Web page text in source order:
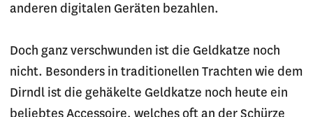
anderen digitalen Geräten bezahlen.
Doch ganz verschwunden ist die Geldkatze noch
nicht. Besonders in traditionellen Trachten wie dem
Dirndl ist die gehäkelte Geldkatze noch heute ein
beliebtes Accessoire, welches oft an der Schürze